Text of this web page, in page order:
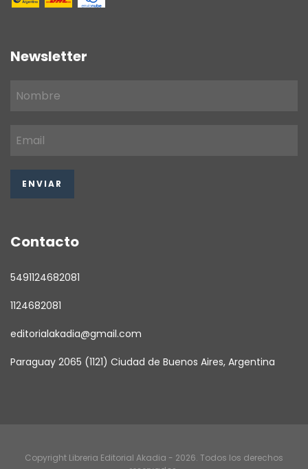
Newsletter
Contacto
5491124682081
1124682081
editorialakadia@gmail.com
Paraguay 2065 (1121) Ciudad de Buenos Aires, Argentina
Copyright Libreria Editorial Akadia - 2026. Todos los derechos